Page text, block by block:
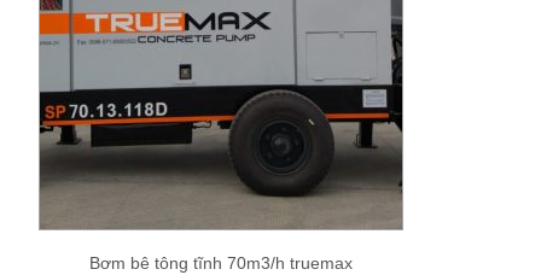
Bơm bê tông tĩnh 70m3/h truemax